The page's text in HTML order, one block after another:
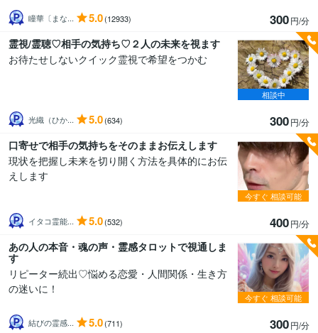
瞳華〔まな... 5.0(12933) 300円/分
霊視/霊聴♡相手の気持ち♡２人の未来を視ます
お待たせしないクイック霊視で希望をつかむ
光織（ひか... 5.0(634) 300円/分
相談中
口寄せで相手の気持ちをそのままお伝えします
現状を把握し未来を切り開く方法を具体的にお伝
えします
イタコ霊能... 5.0(532) 400円/分
今すぐ 相談可能
あの人の本音・魂の声・霊感タロットで視通しま
す
リピーター続出♡悩める恋愛・人間関係・生き方
の迷いに！
結びの霊感... 5.0(711) 300円/分
今すぐ 相談可能